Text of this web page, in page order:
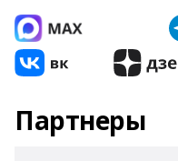
Партнеры